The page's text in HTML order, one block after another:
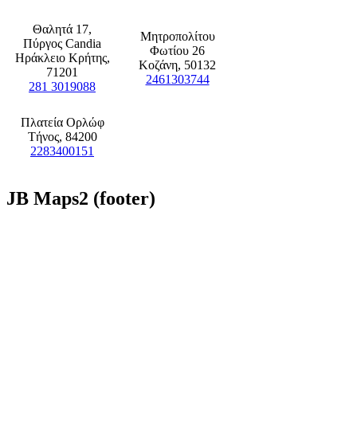
Θαλητά 17,
Πύργος Candia
Ηράκλειο Κρήτης,
71201
281 3019088
Μητροπολίτου
Φωτίου 26
Κοζάνη, 50132
2461303744
Πλατεία Ορλώφ
Τήνος, 84200
2283400151
JB Maps2 (footer)